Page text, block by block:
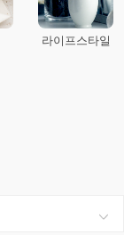
라이프스타일